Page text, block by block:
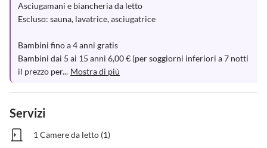
Asciugamani e biancheria da letto
Escluso: sauna, lavatrice, asciugatrice
Bambini fino a 4 anni gratis
Bambini dai 5 ai 15 anni 6,00 € (per soggiorni inferiori a 7 notti
il prezzo per... Mostra di più
Servizi
1 Camere da letto (1)